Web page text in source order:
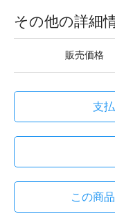
その他の詳細
販売価格
支
この商